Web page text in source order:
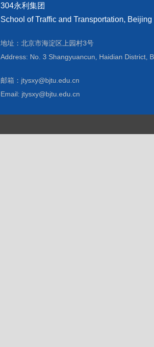
304永利集团
School of Traffic and Transportation,
地址：北京市海淀区上园村3号
Address: No. 3 Shangyuancun, Haidian District,
邮箱：jtysxy@bjtu.edu.cn
Email: jtysxy@bjtu.edu.cn